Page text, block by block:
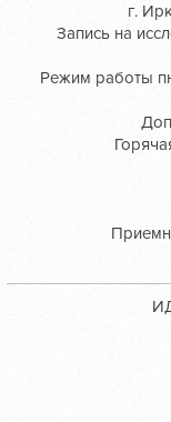
г.
Запись на
Режим работы